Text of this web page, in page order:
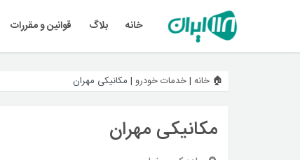
خانه بلاگ قوانین و مقررات
🏠 خانه |خدمات خودرو | مکانیکی مهران
مکانیکی مهران